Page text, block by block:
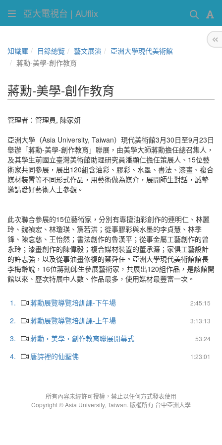
亞大電視台 | AUflix
知識庫 目錄總覽 藝文展演
亞洲大學現代美術館
蔣勳-美學-創作教育
蔣勳-美學-創作教育
管理者： 管理員, 陳家妍
亞洲大學（Asia University, Taiwan）現代美術館3月30日至9月23日
舉辦「蔣勳-美學-創作教育」聯展，由美學大師蔣勳擔任總召集人，
及其學生前國立臺灣美術館助理研究員潘顯仁擔任策展人、15位藝
術家共同參展，展出120組含油彩、膠彩、水墨、書法、漆畫、複合
媒材裝置等不同形式作品，用藝術做為媒介，展開師生對話，誠摯
邀請愛好藝術人士參觀。
此次聯合參展的15位藝術家，分別有專擅油彩創作的連明仁、林麗
玲、魏禎宏、林瓊瑛、黨若洪；從事膠彩與水墨的李貞慧、林季
鋒、陳念慈、王怡然；書法創作的魯漢平；從事金屬工藝創作的曾
永玲；漆畫創作的陳偉毅；複合媒材裝置的董承濂；家俱工藝設計
的許志強，以及從事油畫修復的蔡舜任。亞洲大學現代美術館館長
李梅齡說，16位蔣勳師生參展藝術家，共展出120組作品，是該館開
館以來、歷次特展中人數、作品最多，使用媒材最豐富一次。
1. 2:45:15
蔣勳展覽導覽培訓課-下午場
2.
3:13:13
蔣勳展覽導覽培訓課-上午場
3.
53:24
蔣勳‧美學‧創作教育聯展開幕式
4.
1:23:01
唐詩裡的仙聖佛
所有內容未經許可授權，禁止以任何方式發表使用
Copyright © Asia University, Taiwan. 版權所有 台中亞洲大學